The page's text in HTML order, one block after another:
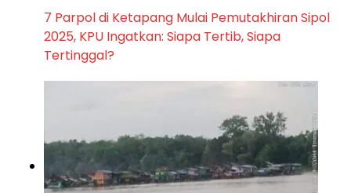
7 Parpol di Ketapang Mulai Pemutakhiran Sipol
2025, KPU Ingatkan: Siapa Tertib, Siapa
Tertinggal?